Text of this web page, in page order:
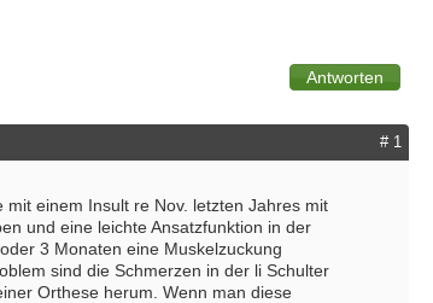
# 1
einem Insult re Nov. letzten Jahres mit
und eine leichte Ansatzfunktion in der
3 Monaten eine Muskelzuckung
sind die Schmerzen in der li Schulter
Orthese herum. Wenn man diese